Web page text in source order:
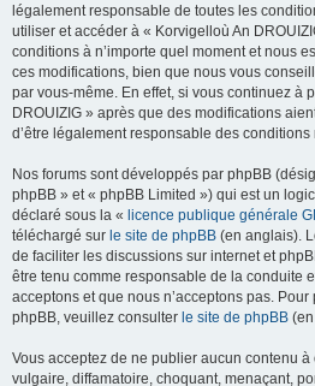
légalement responsable de toutes les
utiliser et accéder à « Korvigelloù An
conditions à n’importe quel moment et nous
ces modifications, bien que nous vous
par vous-même. En effet, si vous continuez à
DROUIZIG » après que des modifications
d’être légalement responsable des
Nos forums sont développés par phpBB
phpBB » et « phpBB Limited ») qui est un
déclaré sous la « licence publique générale
téléchargé sur le site de phpBB (en anglais).
de faciliter les discussions sur internet et
être tenu comme responsable de la conduite
acceptons et que nous n’acceptons pas.
phpBB, veuillez consulter le site de phpBB
Vous acceptez de ne publier aucun contenu
vulgaire, diffamatoire, choquant, menaçant,